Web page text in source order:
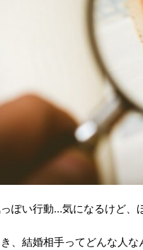
っぽい行動…気になるけど、
き、結婚相手ってどんな人